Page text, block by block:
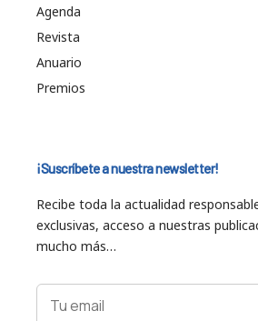
Agenda
Revista
Anuario
Premios
¡Suscríbete a nuestra newsletter!
Recibe toda la actualidad
exclusivas, acceso a nuestras
mucho más…